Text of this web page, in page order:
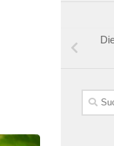
Suchen
nach: